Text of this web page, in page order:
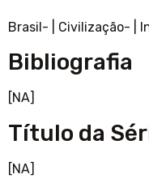
Brasil- Civilização-
Bibliografia
[NA]
Título da
[NA]